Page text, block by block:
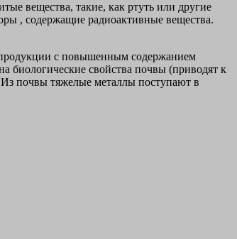
вещества, такие, как ртуть или другие
, содержащие радиоактивные вещества.
продукции с повышенным содержанием
биологические свойства почвы (приводят к
почвы тяжелые металлы поступают в